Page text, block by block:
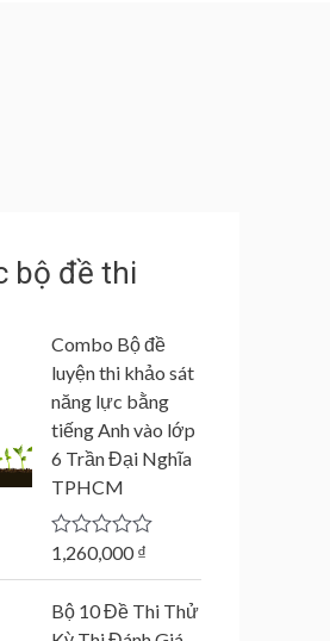
bộ đề thi
Combo Bộ đề
luyện thi khảo sát
năng lực bằng
tiếng Anh vào lớp
6 Trần Đại Nghĩa
TPHCM
R
e
1,260,000₫
Bộ 10 Đề Thi Thử